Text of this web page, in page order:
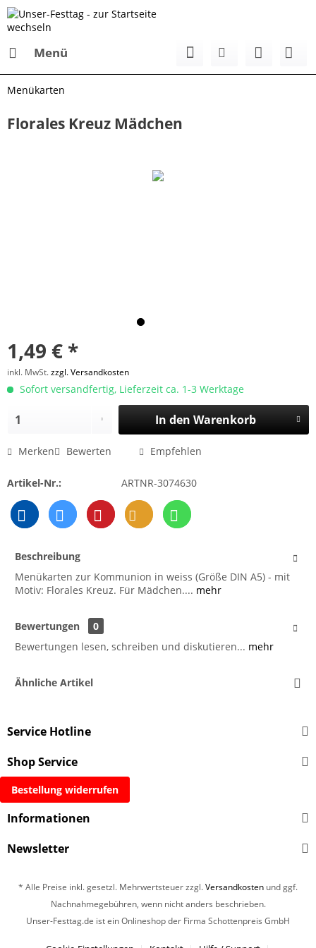
Menü
Menükarten
Florales Kreuz Mädchen
1,49 € *
inkl. MwSt.zzgl. Versandkosten
Sofort versandfertig, Lieferzeit ca. 1-3 Werktage
In den Warenkorb
Merken Bewerten Empfehlen
Artikel-Nr.: ARTNR-3074630
Beschreibung
Menükarten zur Kommunion in weiss (Größe DIN A5) - mit
Motiv: Florales Kreuz. Für Mädchen.... mehr
Bewertungen
0
Bewertungen lesen, schreiben und diskutieren... mehr
Ähnliche Artikel
Service Hotline
Shop Service
Bestellung widerrufen
Informationen
Newsletter
* Alle Preise inkl. gesetzl. Mehrwertsteuer zzgl.Versandkosten und ggf.
Nachnahmegebühren, wenn nicht anders beschrieben.
Unser-Festtag.de ist ein Onlineshop der Firma Schottenpreis GmbH